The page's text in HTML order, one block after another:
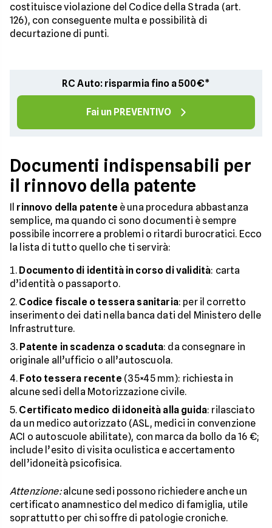
costituisce violazione del Codice della Strada (art.
126), con conseguente multa e possibilità di
decurtazione di punti.
RC Auto: risparmia fino a 500€*
Fai un PREVENTIVO
Documenti indispensabili per
il rinnovo della patente
Il rinnovo della patente è una procedura abbastanza
semplice, ma quando ci sono documenti è sempre
possibile incorrere a problemi o ritardi burocratici. Ecco
la lista di tutto quello che ti servirà:
Documento di identità in corso di validità: carta
d’identità o passaporto.
Codice fiscale o tessera sanitaria: per il corretto
inserimento dei dati nella banca dati del Ministero delle
Infrastrutture.
Patente in scadenza o scaduta: da consegnare in
originale all’ufficio o all’autoscuola.
Foto tessera recente (35×45 mm): richiesta in
alcune sedi della Motorizzazione civile.
Certificato medico di idoneità alla guida: rilasciato
da un medico autorizzato (ASL, medici in convenzione
ACI o autoscuole abilitate), con marca da bollo da 16 €;
include l’esito di visita oculistica e accertamento
dell’idoneità psicofisica.
Attenzione:alcune sedi possono richiedere anche un
certificato anamnestico del medico di famiglia, utile
soprattutto per chi soffre di patologie croniche.